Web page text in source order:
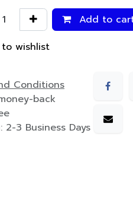
Add to
wishlist
Conditions
back
2-3 Business Days